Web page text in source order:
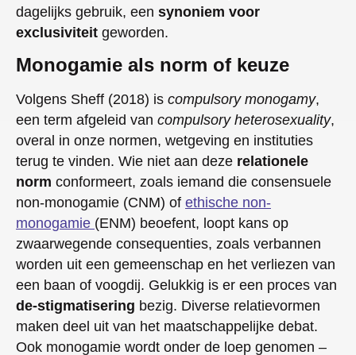
dagelijks gebruik, een synoniem voor
exclusiviteit geworden.
Monogamie als norm of keuze
Volgens Sheff (2018) is compulsory monogamy,
een term afgeleid van compulsory heterosexuality,
overal in onze normen, wetgeving en instituties
terug te vinden. Wie niet aan deze relationele
norm conformeert, zoals iemand die consensuele
non-monogamie (CNM) of ethische non-
monogamie (ENM) beoefent, loopt kans op
zwaarwegende consequenties, zoals verbannen
worden uit een gemeenschap en het verliezen van
een baan of voogdij. Gelukkig is er een proces van
de-stigmatisering bezig. Diverse relatievormen
maken deel uit van het maatschappelijke debat.
Ook monogamie wordt onder de loep genomen –